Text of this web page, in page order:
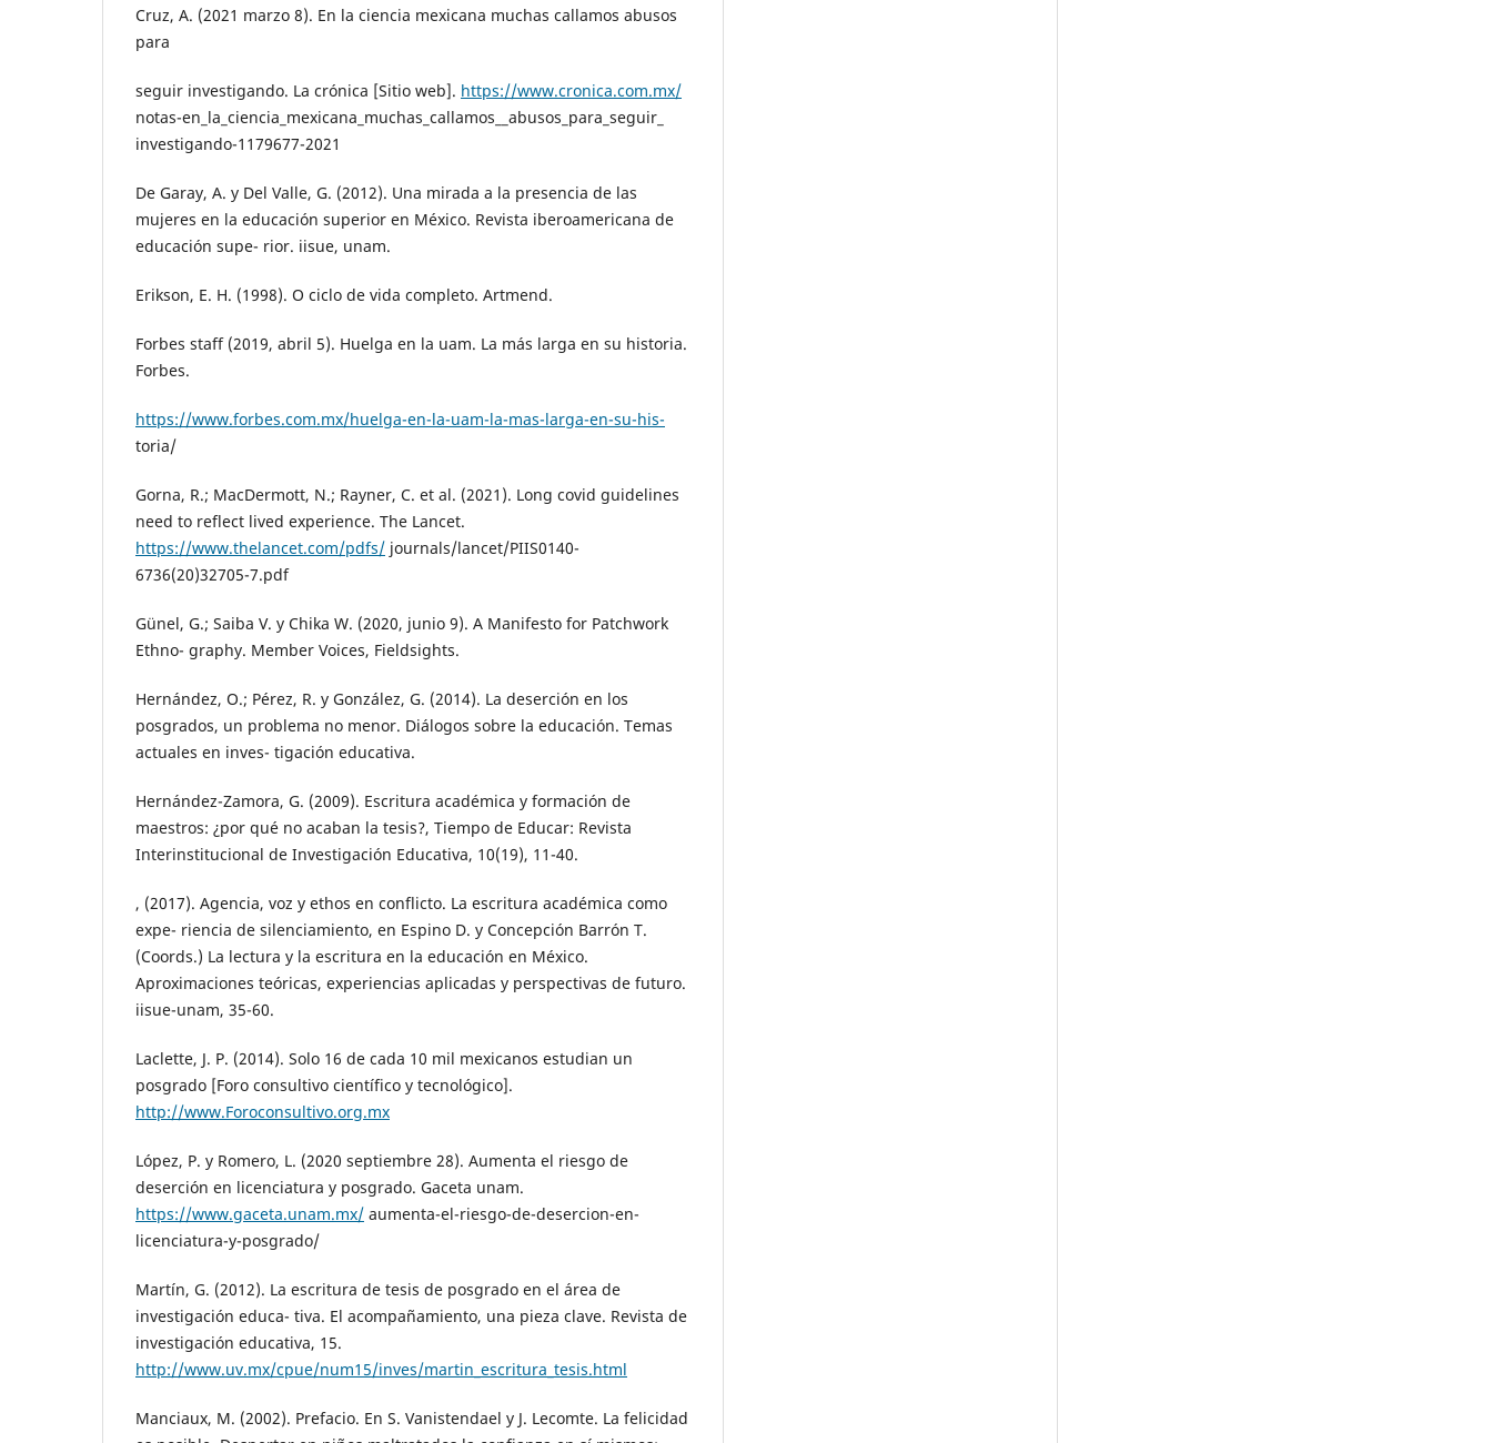
Cruz, A. (2021 marzo 8). En la ciencia mexicana muchas callamos abusos
para
seguir investigando. La crónica [Sitio web]. https://www.cronica.com.mx/
notas-en_la_ciencia_mexicana_muchas_callamos__abusos_para_seguir_
investigando-1179677-2021
De Garay, A. y Del Valle, G. (2012). Una mirada a la presencia de las
mujeres en la educación superior en México. Revista iberoamericana de
educación supe- rior. iisue, unam.
Erikson, E. H. (1998). O ciclo de vida completo. Artmend.
Forbes staff (2019, abril 5). Huelga en la uam. La más larga en su historia.
Forbes.
https://www.forbes.com.mx/huelga-en-la-uam-la-mas-larga-en-su-his-
toria/
Gorna, R.; MacDermott, N.; Rayner, C. et al. (2021). Long covid guidelines
need to reflect lived experience. The Lancet.
https://www.thelancet.com/pdfs/ journals/lancet/PIIS0140-
6736(20)32705-7.pdf
Günel, G.; Saiba V. y Chika W. (2020, junio 9). A Manifesto for Patchwork
Ethno- graphy. Member Voices, Fieldsights.
Hernández, O.; Pérez, R. y González, G. (2014). La deserción en los
posgrados, un problema no menor. Diálogos sobre la educación. Temas
actuales en inves- tigación educativa.
Hernández-Zamora, G. (2009). Escritura académica y formación de
maestros: ¿por qué no acaban la tesis?, Tiempo de Educar: Revista
Interinstitucional de Investigación Educativa, 10(19), 11-40.
, (2017). Agencia, voz y ethos en conflicto. La escritura académica como
expe- riencia de silenciamiento, en Espino D. y Concepción Barrón T.
(Coords.) La lectura y la escritura en la educación en México.
Aproximaciones teóricas, experiencias aplicadas y perspectivas de futuro.
iisue-unam, 35-60.
Laclette, J. P. (2014). Solo 16 de cada 10 mil mexicanos estudian un
posgrado [Foro consultivo científico y tecnológico].
http://www.Foroconsultivo.org.mx
López, P. y Romero, L. (2020 septiembre 28). Aumenta el riesgo de
deserción en licenciatura y posgrado. Gaceta unam.
https://www.gaceta.unam.mx/ aumenta-el-riesgo-de-desercion-en-
licenciatura-y-posgrado/
Martín, G. (2012). La escritura de tesis de posgrado en el área de
investigación educa- tiva. El acompañamiento, una pieza clave. Revista de
investigación educativa, 15.
http://www.uv.mx/cpue/num15/inves/martin_escritura_tesis.html
Manciaux, M. (2002). Prefacio. En S. Vanistendael y J. Lecomte. La felicidad